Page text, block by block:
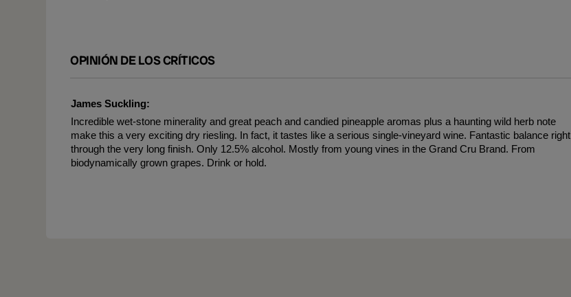
OPINIÓN DE LOS CRÍTICOS
James Suckling:
Incredible wet-stone minerality and great peach and candied pineapple aromas plus a haunting wild herb note
make this a very exciting dry riesling. In fact, it tastes like a serious single-vineyard wine. Fantastic balance right
through the very long finish. Only 12.5% alcohol. Mostly from young vines in the Grand Cru Brand. From
biodynamically grown grapes. Drink or hold.